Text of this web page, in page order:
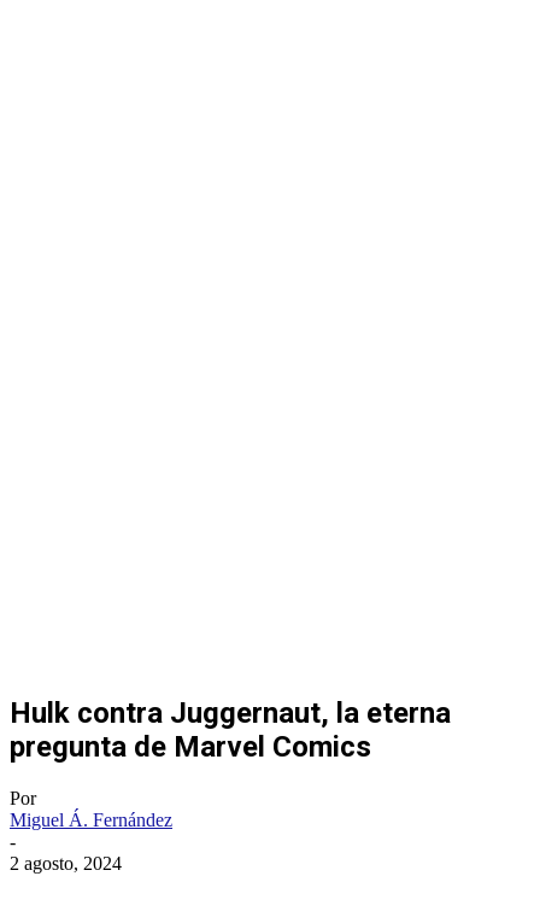
Hulk contra Juggernaut, la eterna
pregunta de Marvel Comics
Por
Miguel Á. Fernández
-
2 agosto, 2024